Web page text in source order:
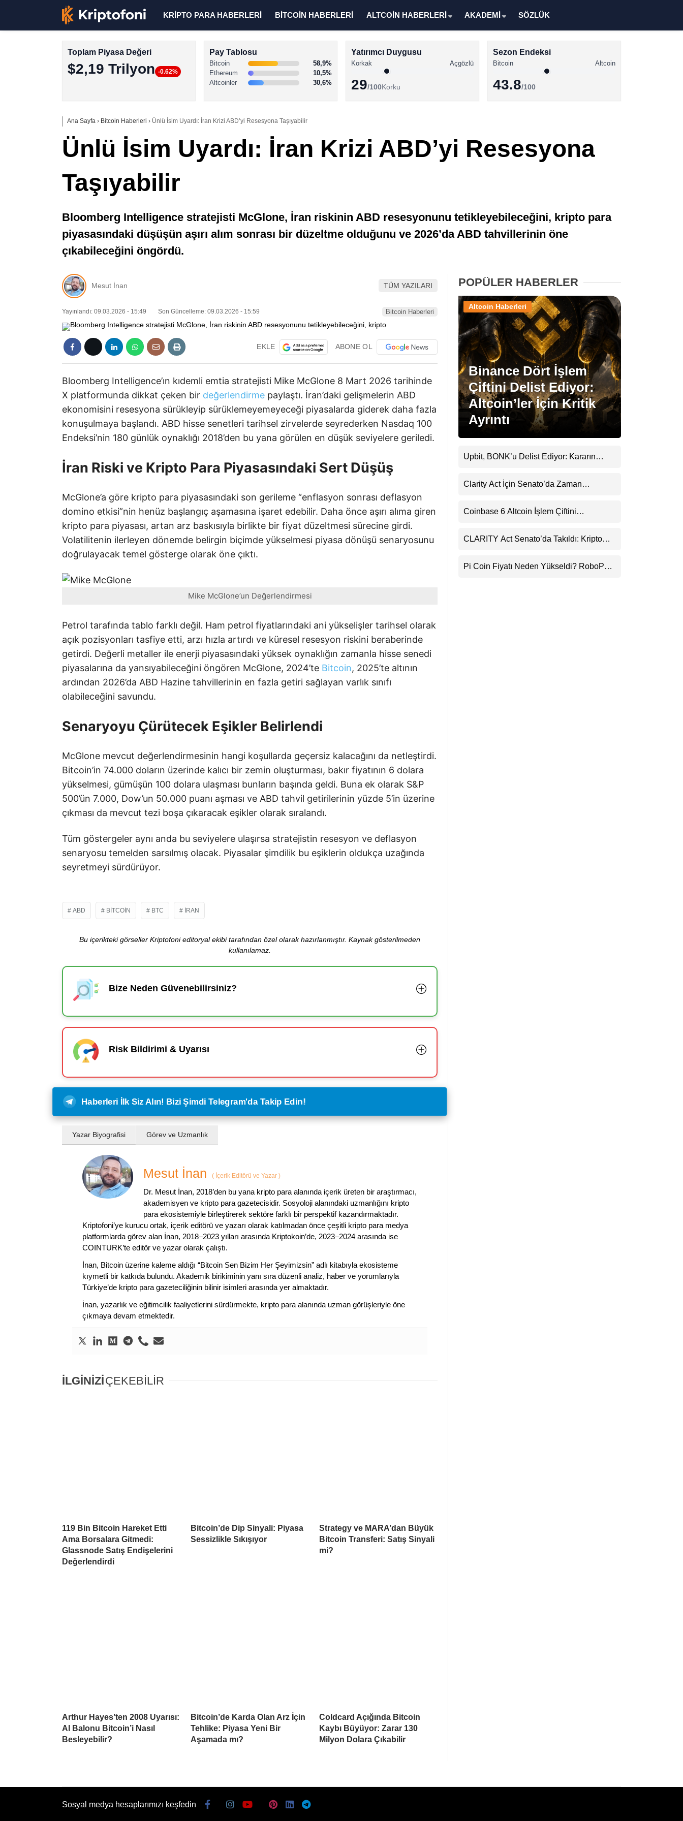
Altcoin Haberleri
Memecoin Haberleri
Facebook
Instagram
Youtube
TikTok
Pinterest
KRİPTO PARA HABERLERİ BİTCOİN HABERLERİ ALTCOİN HABERLERİ AKADEMİ SÖZLÜK
Toplam Piyasa Değeri
$2,19 Trilyon -0.62%
Pay Tablosu
Bitcoin
58,9%
Ethereum
10,5%
Altcoinler
30,6%
Yatırımcı Duygusu
Korkak Açgözlü
29/100Korku
Sezon Endeksi
Bitcoin Altcoin
43.8/100
Ana Sayfa › Bitcoin Haberleri › Ünlü İsim Uyardı: İran Krizi ABD’yi Resesyona Taşıyabilir
Ünlü İsim Uyardı: İran Krizi ABD’yi Resesyona
Taşıyabilir
Bloomberg Intelligence stratejisti McGlone, İran riskinin ABD resesyonunu tetikleyebileceğini, kripto para
piyasasındaki düşüşün aşırı alım sonrası bir düzeltme olduğunu ve 2026’da ABD tahvillerinin öne
çıkabileceğini öngördü.
Mesut İnan TÜM YAZILARI
Yayınlandı: 09.03.2026 - 15:49 Son Güncelleme: 09.03.2026 - 15:59 Bitcoin Haberleri
EKLE ABONE OL
Bloomberg Intelligence’ın kıdemli emtia stratejisti Mike McGlone 8 Mart 2026 tarihinde
X platformunda dikkat çeken bir değerlendirme paylaştı. İran’daki gelişmelerin ABD
ekonomisini resesyona sürükleyip sürüklemeyemeyeceği piyasalarda giderek daha fazla
konuşulmaya başlandı. ABD hisse senetleri tarihsel zirvelerde seyrederken Nasdaq 100
Endeksi’nin 180 günlük oynaklığı 2018’den bu yana görülen en düşük seviyelere geriledi.
İran Riski ve Kripto Para Piyasasındaki Sert Düşüş
McGlone’a göre kripto para piyasasındaki son gerileme “enflasyon sonrası deflasyon
domino etkisi”nin henüz başlangıç aşamasına işaret edebilir. Daha önce aşırı alıma giren
kripto para piyasası, artan arz baskısıyla birlikte bir fiyat düzeltmesi sürecine girdi.
Volatilitenin ilerleyen dönemde belirgin biçimde yükselmesi piyasa dönüşü senaryosunu
doğrulayacak temel gösterge olarak öne çıktı.
Mike McGlone’un Değerlendirmesi
Petrol tarafında tablo farklı değil. Ham petrol fiyatlarındaki ani yükselişler tarihsel olarak
açık pozisyonları tasfiye etti, arzı hızla artırdı ve küresel resesyon riskini beraberinde
getirdi. Değerli metaller ile enerji piyasasındaki yüksek oynaklığın zamanla hisse senedi
piyasalarına da yansıyabileceğini öngören McGlone, 2024’te Bitcoin, 2025’te altının
ardından 2026’da ABD Hazine tahvillerinin en fazla getiri sağlayan varlık sınıfı
olabileceğini savundu.
Senaryoyu Çürütecek Eşikler Belirlendi
McGlone mevcut değerlendirmesinin hangi koşullarda geçersiz kalacağını da netleştirdi.
Bitcoin’in 74.000 doların üzerinde kalıcı bir zemin oluşturması, bakır fiyatının 6 dolara
yükselmesi, gümüşün 100 dolara ulaşması bunların başında geldi. Buna ek olarak S&P
500’ün 7.000, Dow’un 50.000 puanı aşması ve ABD tahvil getirilerinin yüzde 5’in üzerine
çıkması da mevcut tezi boşa çıkaracak eşikler olarak sıralandı.
Tüm göstergeler aynı anda bu seviyelere ulaşırsa stratejistin resesyon ve deflasyon
senaryosu temelden sarsılmış olacak. Piyasalar şimdilik bu eşiklerin oldukça uzağında
seyretmeyi sürdürüyor.
ABD BITCOIN BTC İRAN
Bu içerikteki görseller Kriptofoni editoryal ekibi tarafından özel olarak hazırlanmıştır. Kaynak gösterilmeden
kullanılamaz.
Bize Neden Güvenebilirsiniz?
Risk Bildirimi & Uyarısı
Haberleri İlk Siz Alın! Bizi Şimdi Telegram'da Takip Edin!
Yazar Biyografisi Görev ve Uzmanlık
Mesut İnan ( İçerik Editörü ve Yazar )
Dr. Mesut İnan, 2018’den bu yana kripto para alanında içerik üreten bir araştırmacı,
akademisyen ve kripto para gazetecisidir. Sosyoloji alanındaki uzmanlığını kripto
para ekosistemiyle birleştirerek sektöre farklı bir perspektif kazandırmaktadır.
Kriptofoni’ye kurucu ortak, içerik editörü ve yazarı olarak katılmadan önce çeşitli kripto para medya
platformlarda görev alan İnan, 2018–2023 yılları arasında Kriptokoin’de, 2023–2024 arasında ise
COINTURK’te editör ve yazar olarak çalıştı.
İnan, Bitcoin üzerine kaleme aldığı “Bitcoin Sen Bizim Her Şeyimizsin” adlı kitabıyla ekosisteme
kıymetli bir katkıda bulundu. Akademik birikiminin yanı sıra düzenli analiz, haber ve yorumlarıyla
Türkiye’de kripto para gazeteciliğinin bilinir isimleri arasında yer almaktadır.
İnan, yazarlık ve eğitimcilik faaliyetlerini sürdürmekte, kripto para alanında uzman görüşleriyle öne
çıkmaya devam etmektedir.
İLGİNİZİÇEKEBİLİR
119 Bin Bitcoin Hareket Etti
Ama Borsalara Gitmedi:
Glassnode Satış Endişelerini
Değerlendirdi
Bitcoin’de Dip Sinyali: Piyasa
Sessizlikle Sıkışıyor
Strategy ve MARA’dan Büyük
Bitcoin Transferi: Satış Sinyali
mi?
Arthur Hayes’ten 2008 Uyarısı:
AI Balonu Bitcoin’i Nasıl
Besleyebilir?
Bitcoin’de Karda Olan Arz İçin
Tehlike: Piyasa Yeni Bir
Aşamada mı?
Coldcard Açığında Bitcoin
Kaybı Büyüyor: Zarar 130
Milyon Dolara Çıkabilir
POPÜLER HABERLER
Binance Dört İşlem
Çiftini Delist Ediyor:
Altcoin’ler İçin Kritik
Ayrıntı
Altcoin Haberleri
Upbit, BONK’u Delist Ediyor: Kararın
Var
Clarity Act İçin Senato’da Zaman
Coinbase 6 Altcoin İşlem Çiftini
CLARITY Act Senato’da Takıldı: Kripto
Pi Coin Fiyatı Neden Yükseldi? RoboPay
Sosyal medya hesaplarımızı keşfedin